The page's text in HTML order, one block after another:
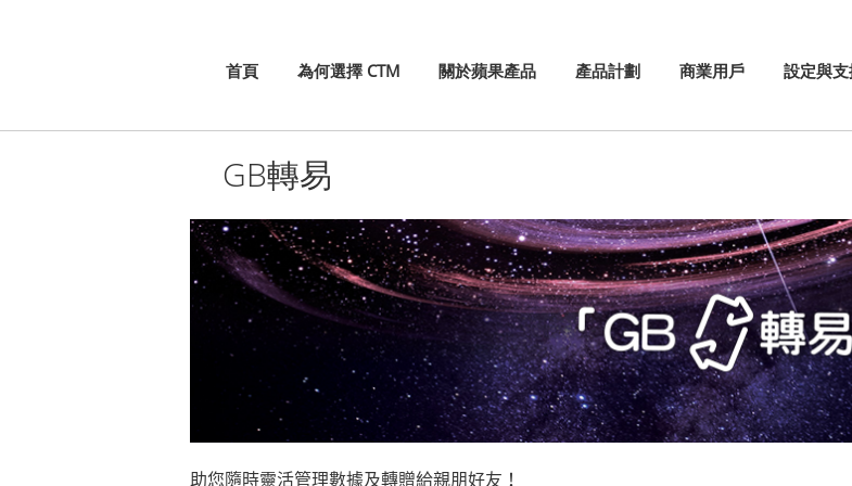
首頁 為何選擇 CTM 關於蘋果產品 產品計劃 商業用戶 設定與
GB轉易
助您隨時靈活管理數據及轉贈給親朋好友！